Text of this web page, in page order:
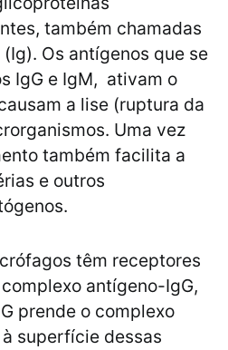
também chamadas
Os antígenos que se
IgG e IgM, ativam o
a lise (ruptura da
Uma vez
também facilita a
e outros
têm receptores
antígeno-IgG,
prende o complexo
superfície dessas